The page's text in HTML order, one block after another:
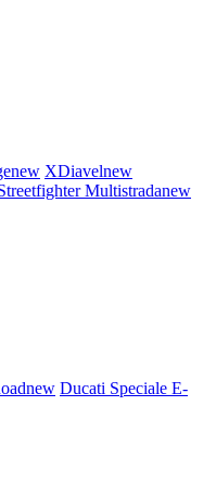
new XDiavelnew
Multistradanew
new Ducati Speciale E-